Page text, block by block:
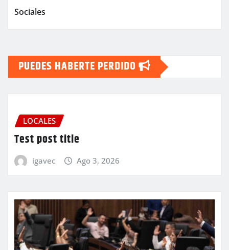
Sociales
PUEDES HABERTE PERDIDO
LOCALES
Test post title
igavec Ago 3, 2026